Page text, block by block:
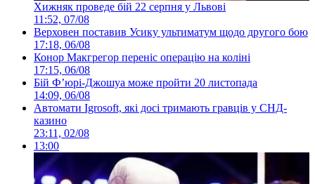
Хижняк проведе бій 22 серпня у Львові
11:52, 07/08
Верховен поставив Усику ультиматум щодо другого бою
17:18, 06/08
Конор Макгрегор переніс операцію на коліні
17:15, 06/08
Бій Ф’юрі-Джошуа може пройти 20 листопада
14:09, 06/08
Автомати Igrosoft, які досі тримають гравців у СНД-
казино
23:11, 02/08
13:00